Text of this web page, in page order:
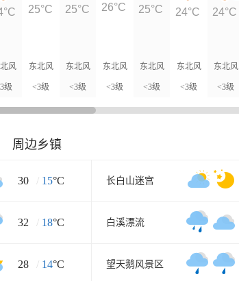
风
级
东北风
<3级
东北风
<3级
东北风
<3级
东北风
<3级
东北风
<3级
东北风
<3级
25°C 25°C 26°C 25°C 24°C 24°C
周边乡镇
30 / 15°C 长白山迷宫
32 / 18°C 白溪漂流
28 / 14°C 望天鹅风景区